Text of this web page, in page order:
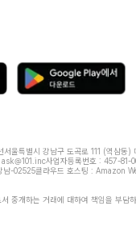
서울특별시 강남구 도곡로 111 (역삼동)
ask@101.inc사업자등록번호 : 457-81-
남-02525클라우드 호스팅 : Amazon
중개하는 거래에 대하여 책임을 부담